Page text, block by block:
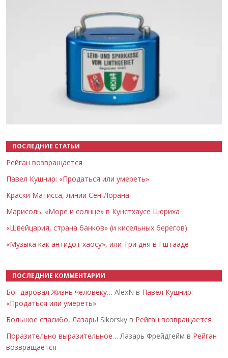
ПОСЛЕДНИЕ СТАТЬИ
Рейган возвращается
Павел Кушнир: «Продаться или умереть»
Краски Матисса, линии Сен-Лорана
Марисоль: «Море и солнце» в Кунстхаусе Цюриха
«Швейцария, страна банков» (и кисельных берегов)
«Музыка как антидот хаосу», или Три дня в Гштааде
ПОСЛЕДНИЕ КОММЕНТАРИИ
Бог даровал Жизнь человеку… AlexN в Павел Кушнир:
«Продаться или умереть»
Большое спасибо, Лазарь! Sikorsky в Рейган возвращается
Поразительно выразительное… Лазарь Фрейдгейм в Рейган
возвращается